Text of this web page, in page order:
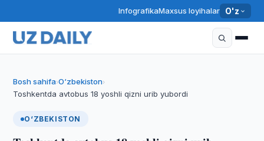
InfografikaMaxsus loyihalar O'z
Bosh sahifa›O‘zbekiston›
Toshkentda avtobus 18 yoshli qizni urib yubordi
O‘ZBEKISTON